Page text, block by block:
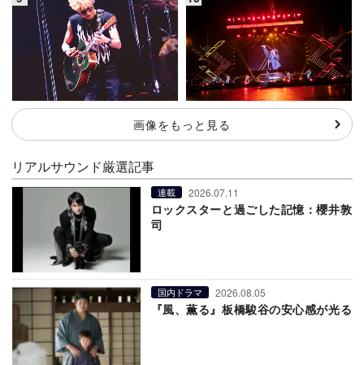
画像をもっと見る
リアルサウンド厳選記事
連載 2026.07.11
ロックスターと過ごした記憶：櫻井敦
司
国内ドラマ 2026.08.05
『風、薫る』板橋駿谷の安心感が光る